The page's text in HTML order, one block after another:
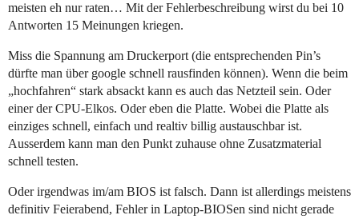
meisten eh nur raten… Mit der Fehlerbeschreibung wirst du bei 10
Antworten 15 Meinungen kriegen.
Miss die Spannung am Druckerport (die entsprechenden Pin’s
dürfte man über google schnell rausfinden können). Wenn die beim
„hochfahren“ stark absackt kann es auch das Netzteil sein. Oder
einer der CPU-Elkos. Oder eben die Platte. Wobei die Platte als
einziges schnell, einfach und realtiv billig austauschbar ist.
Ausserdem kann man den Punkt zuhause ohne Zusatzmaterial
schnell testen.
Oder irgendwas im/am BIOS ist falsch. Dann ist allerdings meistens
definitiv Feierabend, Fehler in Laptop-BIOSen sind nicht gerade